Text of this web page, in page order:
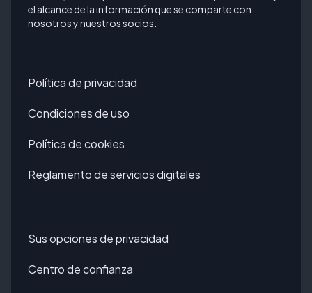
el alcance de la información que se comparte con
nosotros y nuestros socios.
Política de privacidad
Condiciones de uso
Política de cookies
Reglamento de servicios digitales
Sus opciones de privacidad
Centro de confianza